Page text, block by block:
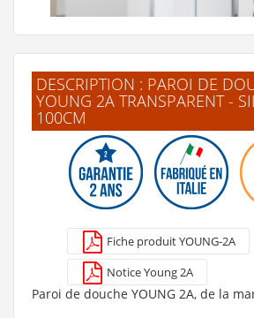
Porte de douche pivotante et pliante
Voir le produit
DESCRIPTION : PAROI DE
YOUNG 2A TRANSPARENT -
100CM
Fiche produit YOUNG-2A
Notice Young 2A
Paroi de douche YOUNG 2A, de la